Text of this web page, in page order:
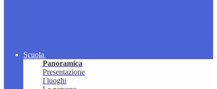
Scuola
Panoramica
Presentazione
I luoghi